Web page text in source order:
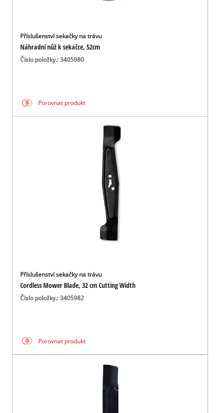
Příslušenství sekačky na trávu
Náhradní nůž k sekačce, 52cm
Číslo položky.: 3405980
Porovnat produkt
Příslušenství sekačky na trávu
Cordless Mower Blade, 32 cm Cutting Width
Číslo položky.: 3405982
Porovnat produkt